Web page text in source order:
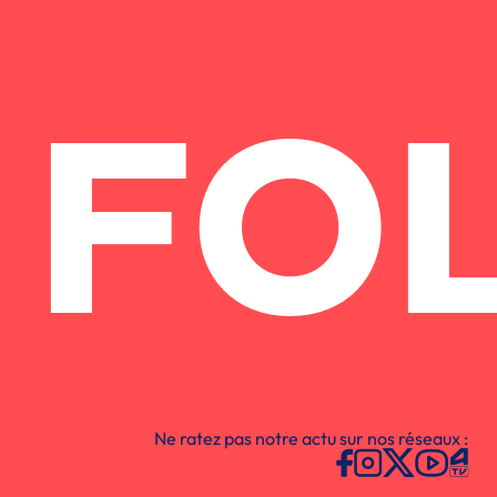
Ne ratez pas notre actu sur nos réseaux :